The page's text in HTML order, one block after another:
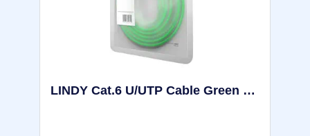
LINDY Cat.6 U/UTP Cable Green 0.3m - 48045